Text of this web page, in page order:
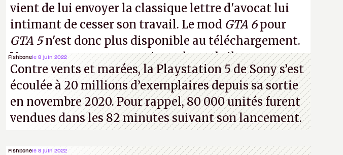
vient de lui envoyer la classique lettre d'avocat lui
intimant de cesser son travail. Le mod GTA 6pour
GTA 5n'est donc plus disponible au téléchargement.
Vous pouvez encore en voir quelques bribes surcette
vidéo YouTube.A.
Fishbonele 8 juin 2022
Contre vents et marées, la Playstation 5 de Sony s’est
écoulée à 20 millions d’exemplaires depuis sa sortie
en novembre 2020. Pour rappel, 80 000 unités furent
vendues dans les 82 minutes suivant son lancement.
Fishbonele 8 juin 2022